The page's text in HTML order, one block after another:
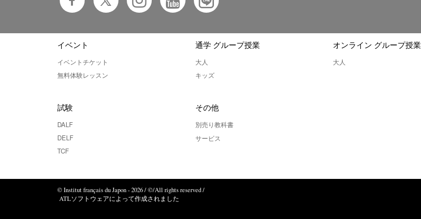
イベント
イベントチケット
無料体験レッスン
通学 グループ授業
大人
キッズ
オンライン グループ授業
大人
試験
DALF
DELF
TCF
その他
別売り教科書
サービス
© Institut français du Japon - 2026 / ©/All rights reserved /
ATLソフトウェアによって作成されました